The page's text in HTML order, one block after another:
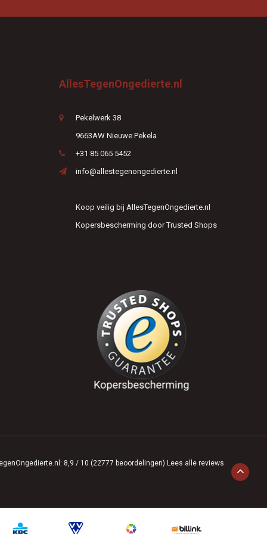
AllesTegenOngedierte.nl
Pekelwerk 38
9663AW Nieuwe Pekela
+31 85 065 5452
info@allestegenongedierte.nl
Koop veilig bij AllesTegenOngedierte.nl
Kopersbescherming door Trusted Shops
: 8,9 / 10 (22777 beoordelingen) Lees alle reviews